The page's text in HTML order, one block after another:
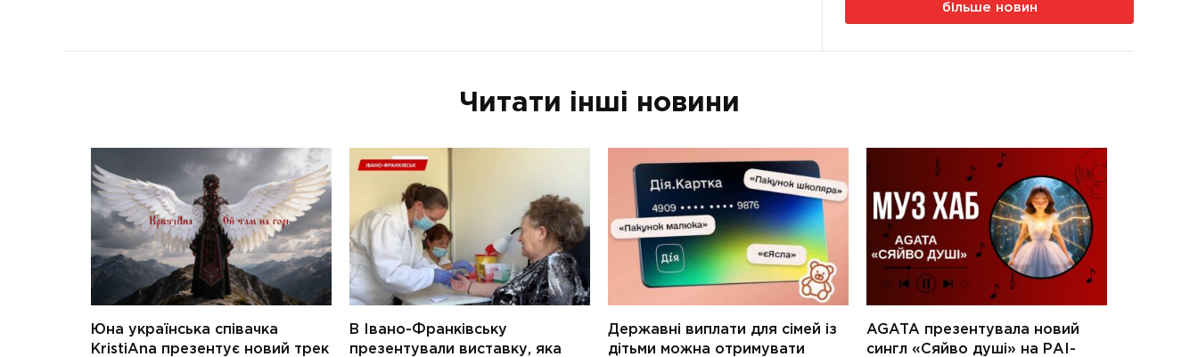
більше новин
Читати інші новини
Юна українська співачка
KristiAna презентує новий трек
В Івано-Франківську
презентували виставку, яка
Державні виплати для сімей із
дітьми можна отримувати
AGATA презентувала новий
сингл «Сяйво душі» на РАІ-